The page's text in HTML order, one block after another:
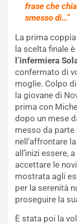
frase che
smesso di…”
La prima
la scelta finale
l’infermiera
confermato di
moglie. Colpo
la giovane di
prima con
dopo un mese
messo da
nell’affrontare
all’inizi essere,
accettare le
mostrata agli
per la serenità
proseguire la
È stata poi la